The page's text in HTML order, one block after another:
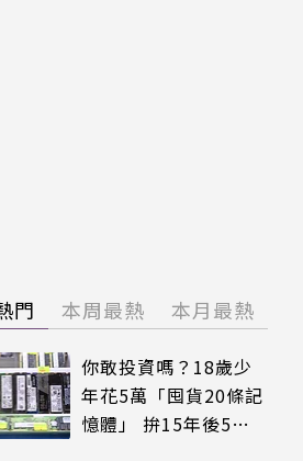
門 本周最熱 本月最熱
你敢投資嗎？18歲少
年花5萬「囤貨20條記
憶體」 拚15年後5倍